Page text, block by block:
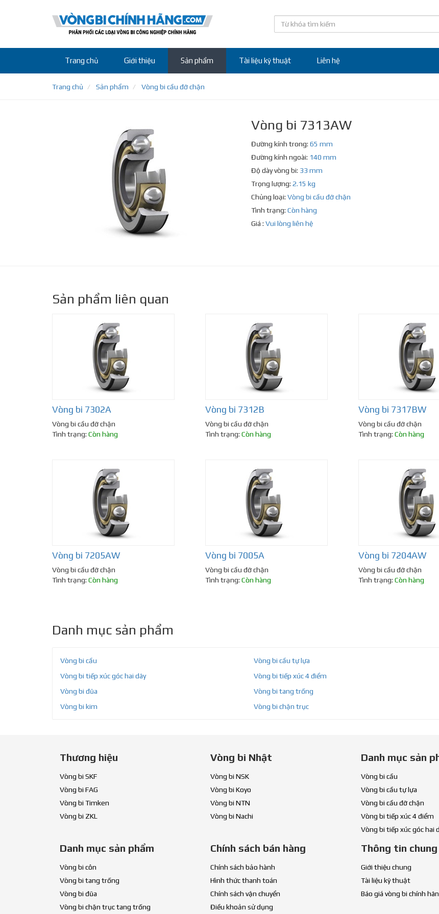
Trang chủ Giới thiệu Sản phẩm Tài liệu kỹ thuật Liên hệ
Trang chủ Sản phẩm Vòng bi cầu đỡ chặn
Vòng bi 7313AW
Đường kính trong: 65 mm
Đường kính ngoài: 140 mm
Độ dày vòng bi: 33 mm
Trọng lượng: 2.15 kg
Chủng loại: Vòng bi cầu đỡ chặn
Tình trạng: Còn hàng
Giá : Vui lòng liên hệ
Sản phẩm liên quan
Vòng bi 7302A
Vòng bi cầu đỡ chặn
Tình trạng: Còn hàng
Vòng bi 7312B
Vòng bi cầu đỡ chặn
Tình trạng: Còn hàng
Vòng bi 7317BW
Vòng bi cầu đỡ chặn
Tình trạng: Còn hàng
Vòng bi 7205AW
Vòng bi cầu đỡ chặn
Tình trạng: Còn hàng
Vòng bi 7005A
Vòng bi cầu đỡ chặn
Tình trạng: Còn hàng
Vòng bi 7204AW
Vòng bi cầu đỡ chặn
Tình trạng: Còn hàng
Danh mục sản phẩm
Vòng bi cầu Vòng bi cầu tự lựa
Vòng bi tiếp xúc góc hai dãy
Vòng bi tiếp xúc 4 điểm
Vòng bi đũa
Vòng bi tang trống
Vòng bi kim
Vòng bi chặn trục
Thương hiệu
Vòng bi SKF
Vòng bi FAG
Vòng bi Timken
Vòng bi ZKL
Vòng bi Nhật
Vòng bi NSK
Vòng bi Koyo
Vòng bi NTN
Vòng bi Nachi
Danh mục sản
Vòng bi cầu
Vòng bi cầu tự lựa
Vòng bi cầu đỡ chặn
Vòng bi tiếp xúc 4 điểm
Vòng bi tiếp xúc góc hai
Danh mục sản phẩm
Vòng bi côn
Vòng bi tang trống
Vòng bi đũa
Vòng bi chặn trục tang trống
Chính sách bán hàng
Chính sách bảo hành
Hình thức thanh toán
Chính sách vận chuyển
Điều khoản sử dụng
Thông tin chung
Giới thiệu chung
Tài liệu kỹ thuật
Báo giá vòng bi chính